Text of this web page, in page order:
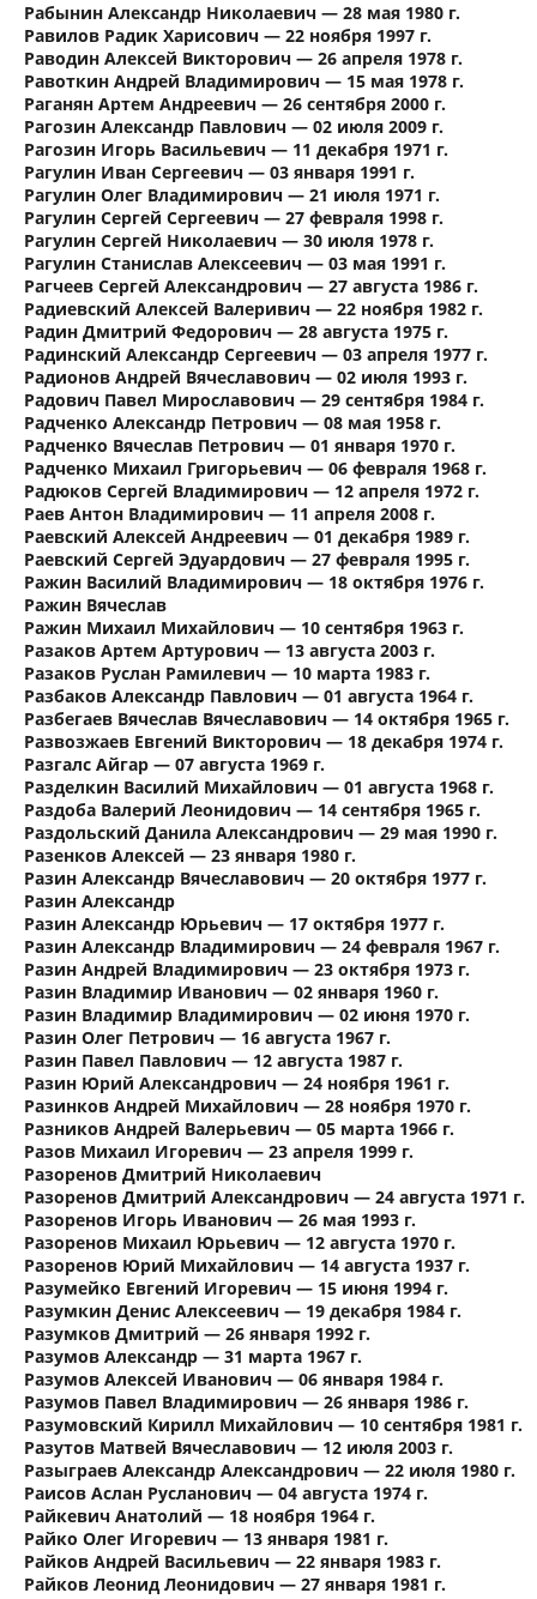
Рабынин Александр Николаевич — 28 мая 1980 г.
Равилов Радик Харисович — 22 ноября 1997 г.
Раводин Алексей Викторович — 26 апреля 1978 г.
Равоткин Андрей Владимирович — 15 мая 1978 г.
Раганян Артем Андреевич — 26 сентября 2000 г.
Рагозин Александр Павлович — 02 июля 2009 г.
Рагозин Игорь Васильевич — 11 декабря 1971 г.
Рагулин Иван Сергеевич — 03 января 1991 г.
Рагулин Олег Владимирович — 21 июля 1971 г.
Рагулин Сергей Сергеевич — 27 февраля 1998 г.
Рагулин Сергей Николаевич — 30 июля 1978 г.
Рагулин Станислав Алексеевич — 03 мая 1991 г.
Рагчеев Сергей Александрович — 27 августа 1986 г.
Радиевский Алексей Валеривич — 22 ноября 1982 г.
Радин Дмитрий Федорович — 28 августа 1975 г.
Радинский Александр Сергеевич — 03 апреля 1977 г.
Радионов Андрей Вячеславович — 02 июля 1993 г.
Радович Павел Мирославович — 29 сентября 1984 г.
Радченко Александр Петрович — 08 мая 1958 г.
Радченко Вячеслав Петрович — 01 января 1970 г.
Радченко Михаил Григорьевич — 06 февраля 1968 г.
Радюков Сергей Владимирович — 12 апреля 1972 г.
Раев Антон Владимирович — 11 апреля 2008 г.
Раевский Алексей Андреевич — 01 декабря 1989 г.
Раевский Сергей Эдуардович — 27 февраля 1995 г.
Ражин Василий Владимирович — 18 октября 1976 г.
Ражин Вячеслав
Ражин Михаил Михайлович — 10 сентября 1963 г.
Разаков Артем Артурович — 13 августа 2003 г.
Разаков Руслан Рамилевич — 10 марта 1983 г.
Разбаков Александр Павлович — 01 августа 1964 г.
Разбегаев Вячеслав Вячеславович — 14 октября 1965 г.
Развозжаев Евгений Викторович — 18 декабря 1974 г.
Разгалс Айгар — 07 августа 1969 г.
Разделкин Василий Михайлович — 01 августа 1968 г.
Раздоба Валерий Леонидович — 14 сентября 1965 г.
Раздольский Данила Александрович — 29 мая 1990 г.
Разенков Алексей — 23 января 1980 г.
Разин Александр Вячеславович — 20 октября 1977 г.
Разин Александр
Разин Александр Юрьевич — 17 октября 1977 г.
Разин Александр Владимирович — 24 февраля 1967 г.
Разин Андрей Владимирович — 23 октября 1973 г.
Разин Владимир Иванович — 02 января 1960 г.
Разин Владимир Владимирович — 02 июня 1970 г.
Разин Олег Петрович — 16 августа 1967 г.
Разин Павел Павлович — 12 августа 1987 г.
Разин Юрий Александрович — 24 ноября 1961 г.
Разинков Андрей Михайлович — 28 ноября 1970 г.
Разников Андрей Валерьевич — 05 марта 1966 г.
Разов Михаил Игоревич — 23 апреля 1999 г.
Разоренов Дмитрий Николаевич
Разоренов Дмитрий Александрович — 24 августа 1971 г.
Разоренов Игорь Иванович — 26 мая 1993 г.
Разоренов Михаил Юрьевич — 12 августа 1970 г.
Разоренов Юрий Михайлович — 14 августа 1937 г.
Разумейко Евгений Игоревич — 15 июня 1994 г.
Разумкин Денис Алексеевич — 19 декабря 1984 г.
Разумков Дмитрий — 26 января 1992 г.
Разумов Александр — 31 марта 1967 г.
Разумов Алексей Иванович — 06 января 1984 г.
Разумов Павел Владимирович — 26 января 1986 г.
Разумовский Кирилл Михайлович — 10 сентября 1981 г.
Разутов Матвей Вячеславович — 12 июля 2003 г.
Разыграев Александр Александрович — 22 июля 1980 г.
Раисов Аслан Русланович — 04 августа 1974 г.
Райкевич Анатолий — 18 ноября 1964 г.
Райко Олег Игоревич — 13 января 1981 г.
Райков Андрей Васильевич — 22 января 1983 г.
Райков Леонид Леонидович — 27 января 1981 г.